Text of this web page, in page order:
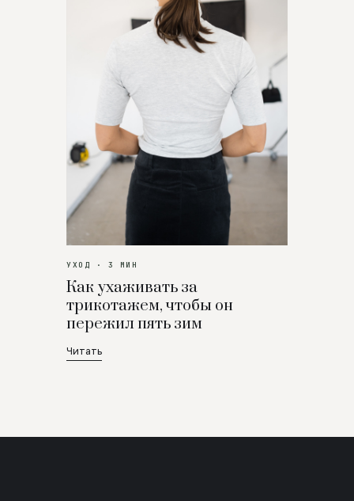
УХОД · 3 МИН
Как ухаживать за
трикотажем, чтобы он
пережил пять зим
Читать